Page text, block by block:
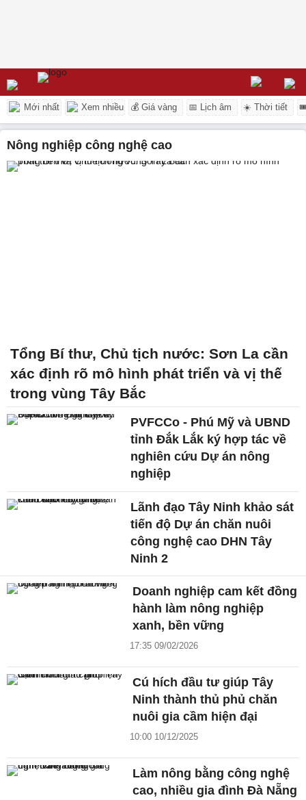
Mới nhất Xem nhiều 💰 Giá vàng 📅 Lịch âm ☀️ Thời tiết
Nông nghiệp công nghệ cao
Tổng Bí thư, Chủ tịch nước: Sơn La cần
xác định rõ mô hình phát triển và vị thế
trong vùng Tây Bắc
PVFCCo - Phú Mỹ và UBND
tỉnh Đắk Lắk ký hợp tác về
nghiên cứu Dự án nông
nghiệp
Lãnh đạo Tây Ninh khảo sát
tiến độ Dự án chăn nuôi
công nghệ cao DHN Tây
Ninh 2
Doanh nghiệp cam kết đồng
hành làm nông nghiệp
xanh, bền vững
17:35 09/02/2026
Cú hích đầu tư giúp Tây
Ninh thành thủ phủ chăn
nuôi gia cầm hiện đại
10:00 10/12/2025
Làm nông bằng công nghệ
cao, nhiều gia đình Đà Nẵng